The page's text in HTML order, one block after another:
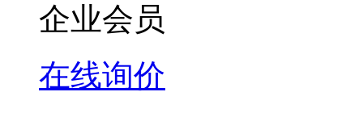
企业会员
在线询价